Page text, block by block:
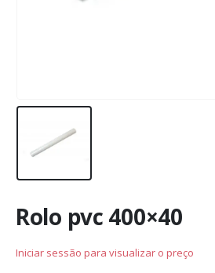
Rolo pvc 400×40
Iniciar sessão para visualizar o preço